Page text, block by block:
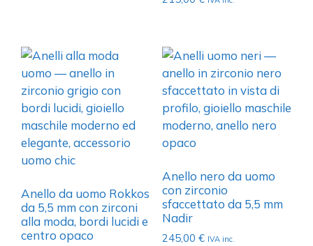
Anello da uomo Rokkos
da 5,5 mm con zirconi
alla moda, bordi lucidi e
centro opaco
Anello nero da uomo
con zirconio
sfaccettato da 5,5 mm
Nadir
245,00 € IVA inc.